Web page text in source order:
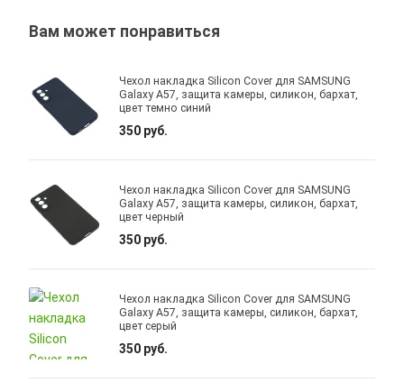
Вам может понравиться
Чехол накладка Silicon Cover для SAMSUNG
Galaxy A57, защита камеры, силикон, бархат,
цвет темно синий
350 руб.
Чехол накладка Silicon Cover для SAMSUNG
Galaxy A57, защита камеры, силикон, бархат,
цвет черный
350 руб.
Чехол накладка Silicon Cover для SAMSUNG
Galaxy A57, защита камеры, силикон, бархат,
цвет серый
350 руб.